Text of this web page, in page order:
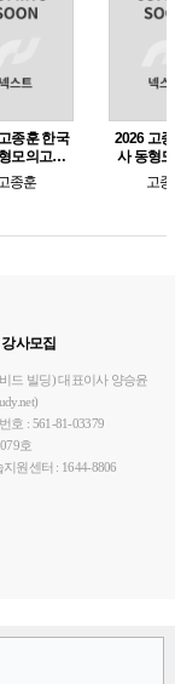
종훈 한국
모의고사
(e-교재만 구
가능)
종훈
2026 고
사 동형
시즌 1 (e-
매가
고
강사모집
드 빌딩)대표이사 양승윤
호 : 561-81-03379
호
지원센터 : 1644-8806